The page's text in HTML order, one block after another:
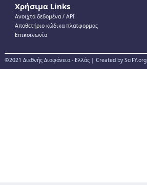
Χρήσιμα Links
Ανοιχτά δεδομένα / ΑPI
Αποθετήριο κώδικα πλατφορμας
Επικοινωνία
©2021 Διεθνής Διαφάνεια - Ελλάς | Created by SciFY.org